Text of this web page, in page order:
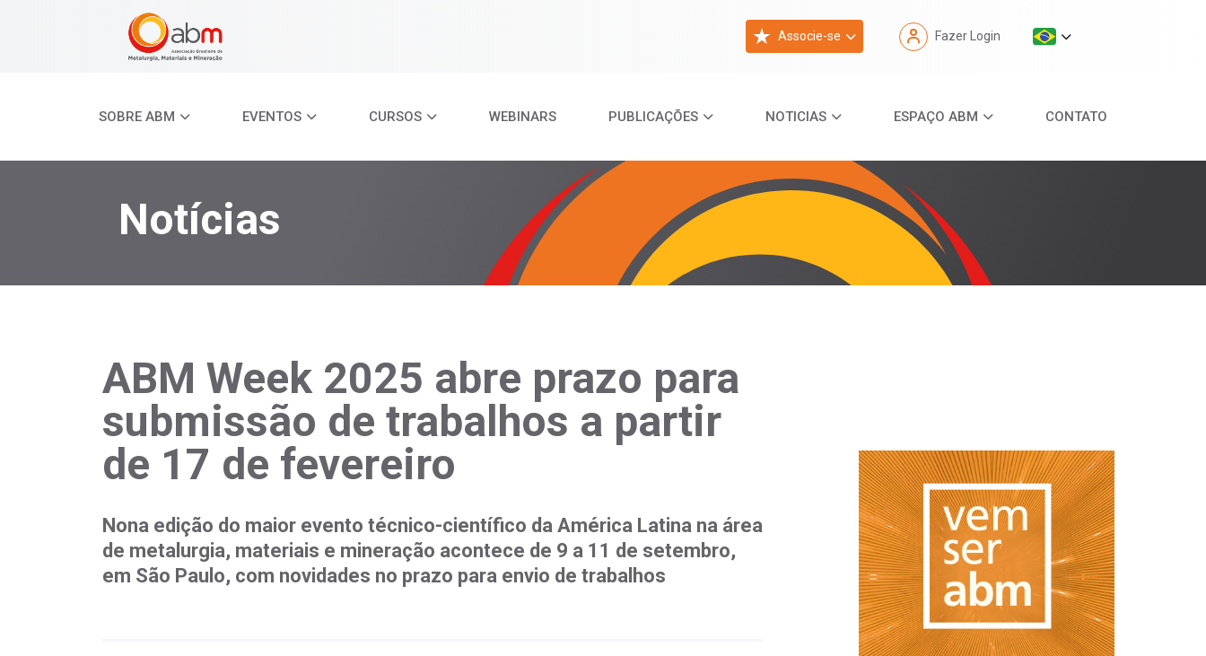
Associe-se Fazer Login
SOBRE ABM EVENTOS CURSOS WEBINARS PUBLICAÇÕES NOTICIAS ESPAÇO ABM CONTATO
Notícias
ABM Week 2025 abre prazo para
submissão de trabalhos a partir
de 17 de fevereiro
Nona edição do maior evento técnico-científico da América Latina na área
de metalurgia, materiais e mineração acontece de 9 a 11 de setembro,
em São Paulo, com novidades no prazo para envio de trabalhos